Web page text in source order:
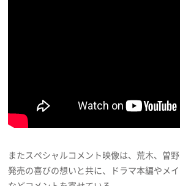
またスペシャルコメント映像は、荒木、曽
発売の喜びの想いと共に、ドラマ本編やメ